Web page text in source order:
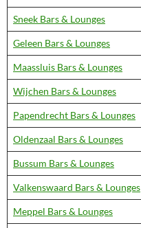
Sneek Bars & Lounges
Geleen Bars & Lounges
Maassluis Bars & Lounges
Wijchen Bars & Lounges
Papendrecht Bars & Lounges
Oldenzaal Bars & Lounges
Bussum Bars & Lounges
Valkenswaard Bars & Lounges
Meppel Bars & Lounges